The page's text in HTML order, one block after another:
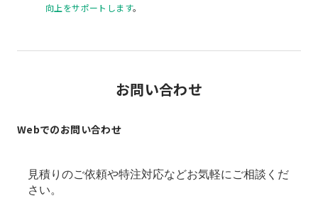
向上をサポートします。
お問い合わせ
Webでのお問い合わせ